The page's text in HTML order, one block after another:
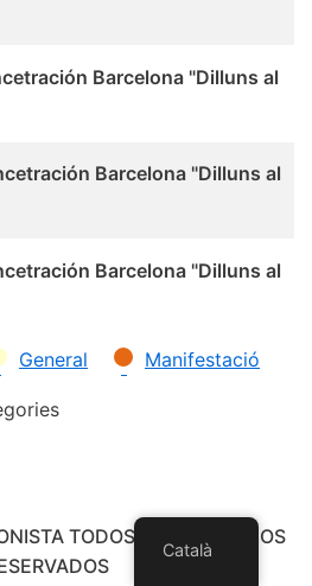
Barcelona "Dilluns al
Barcelona "Dilluns al
Barcelona "Dilluns al
General Manifestació
TODOS LOS DERECHOS
Català